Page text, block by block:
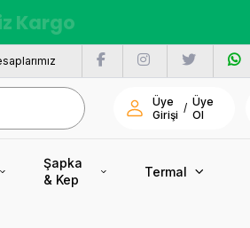
Kargo
Üye
Girişi
/ Üye
Ol
Şapka
& Kep
Termal